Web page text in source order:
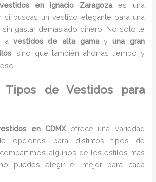
en Ignacio Zaragozaes una
si buscas un vestido elegante para una
gastar demasiado dinero. No solo te
avestidos de alta gamayuna gran
, sino que también ahorras tiempo y
Tipos de Vestidos para
en CDMXofrece una variedad
opciones para distintos tipos de
algunos de los estilos más
puedes elegir el mejor para cada